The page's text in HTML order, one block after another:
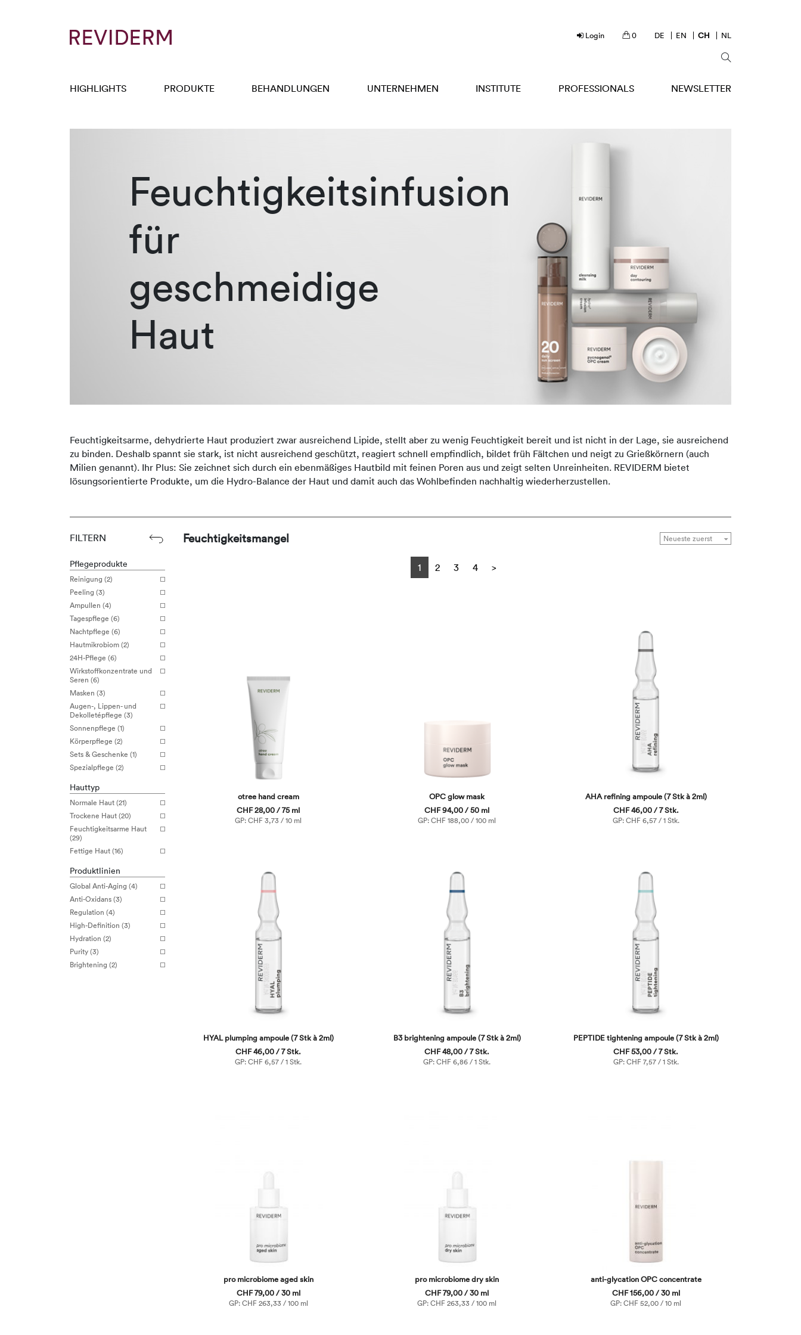
Login 0 DE EN CH NL
HIGHLIGHTS PRODUKTE BEHANDLUNGEN UNTERNEHMEN INSTITUTE PROFESSIONALS NEWSLETTER
Feuchtigkeitsinfusion
für
geschmeidige
Haut
Feuchtigkeitsarme, dehydrierte Haut produziert zwar ausreichend Lipide, stellt aber zu wenig Feuchtigkeit bereit und ist nicht in der Lage, sie ausreichend
zu binden. Deshalb spannt sie stark, ist nicht ausreichend geschützt, reagiert schnell empfindlich, bildet früh Fältchen und neigt zu Grießkörnern (auch
Milien genannt). Ihr Plus: Sie zeichnet sich durch ein ebenmäßiges Hautbild mit feinen Poren aus und zeigt selten Unreinheiten. REVIDERM bietet
lösungsorientierte Produkte, um die Hydro-Balance der Haut und damit auch das Wohlbefinden nachhaltig wiederherzustellen.
FILTERN
Pflegeprodukte
Reinigung (2)
Peeling (3)
Ampullen (4)
Tagespflege (6)
Nachtpflege (6)
Hautmikrobiom (2)
24H-Pflege (6)
Wirkstoffkonzentrate und
Seren (6)
Masken (3)
Augen-, Lippen- und
Dekolletépflege (3)
Sonnenpflege (1)
Körperpflege (2)
Sets & Geschenke (1)
Spezialpflege (2)
Hauttyp
Normale Haut (21)
Trockene Haut (20)
Feuchtigkeitsarme Haut
(29)
Fettige Haut (16)
Produktlinien
Global Anti-Aging (4)
Anti-Oxidans (3)
Regulation (4)
High-Definition (3)
Hydration (2)
Purity (3)
Brightening (2)
Feuchtigkeitsmangel
1 2 3 4 >Next
otree hand cream
CHF 28,00 / 75 ml
GP: CHF 3,73 / 10 ml
OPC glow mask
CHF 94,00 / 50 ml
GP: CHF 188,00 / 100 ml
AHA refining ampoule (7 Stk à 2ml)
CHF 46,00 / 7 Stk.
GP: CHF 6,57 / 1 Stk.
HYAL plumping ampoule (7 Stk à 2ml)
CHF 46,00 / 7 Stk.
GP: CHF 6,57 / 1 Stk.
B3 brightening ampoule (7 Stk à 2ml)
CHF 48,00 / 7 Stk.
GP: CHF 6,86 / 1 Stk.
PEPTIDE tightening ampoule (7 Stk à 2ml)
CHF 53,00 / 7 Stk.
GP: CHF 7,57 / 1 Stk.
pro microbiome aged skin
CHF 79,00 / 30 ml
GP: CHF 263,33 / 100 ml
pro microbiome dry skin
CHF 79,00 / 30 ml
GP: CHF 263,33 / 100 ml
anti-glycation OPC concentrate
CHF 156,00 / 30 ml
GP: CHF 52,00 / 10 ml